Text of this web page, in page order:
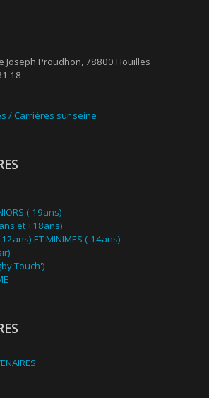
Joseph Proudhon, 78800 Houilles
18
/ Carrières sur seine
(-19ans)
et +18ans)
12ans) ET MINIMES (-14ans)
Touch')